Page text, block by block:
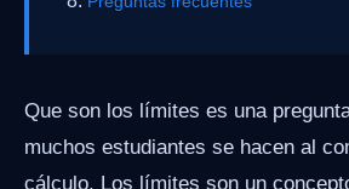
Que son los límites es una
muchos estudiantes se hacen al
cálculo. Los límites son un